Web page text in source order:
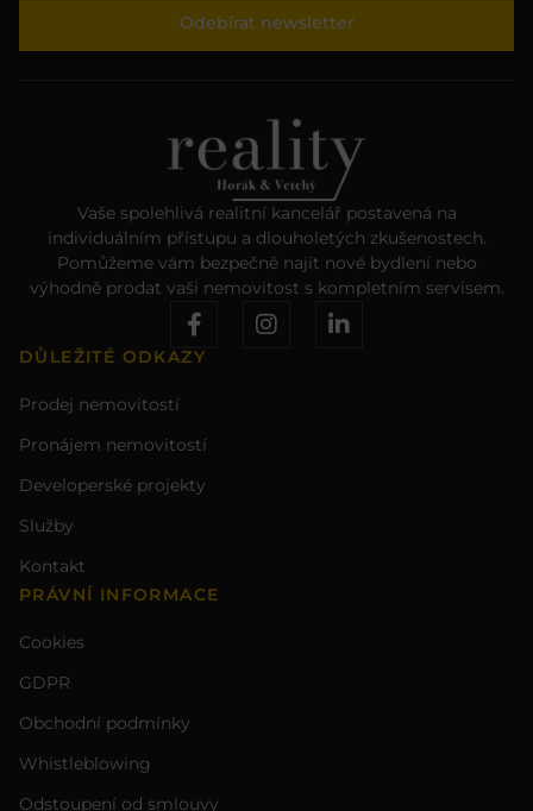
Odebírat newsletter
Vaše spolehlivá realitní kancelář postavená na
individuálním přístupu a dlouholetých zkušenostech.
Pomůžeme vám bezpečně najít nové bydlení nebo
výhodně prodat vaši nemovitost s kompletním servisem.
DŮLEŽITÉ ODKAZY
Prodej nemovitostí
Pronájem nemovitostí
Developerské projekty
Služby
Kontakt
PRÁVNÍ INFORMACE
Cookies
GDPR
Obchodní podmínky
Whistleblowing
Odstoupení od smlouvy